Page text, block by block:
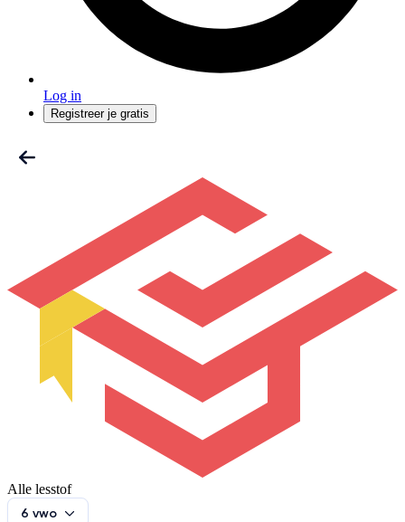
Log in
Registreer je gratis
Alle lesstof
6 vwo